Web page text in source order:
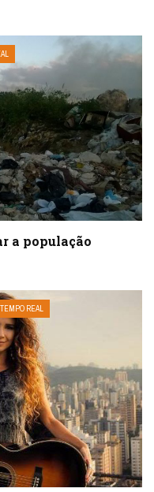
a população
TEMPO REAL